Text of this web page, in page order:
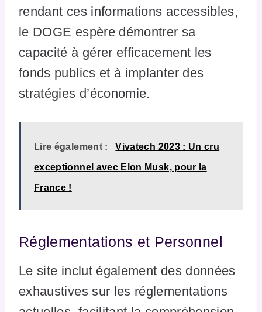
rendant ces informations accessibles,
le DOGE espère démontrer sa
capacité à gérer efficacement les
fonds publics et à implanter des
stratégies d’économie.
Lire également : Vivatech 2023 : Un cru
exceptionnel avec Elon Musk, pour la
France !
Réglementations et Personnel
Le site inclut également des données
exhaustives sur les réglementations